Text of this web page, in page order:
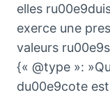
elles
exerce une
valeurs
{« @type »:
du00e9cote